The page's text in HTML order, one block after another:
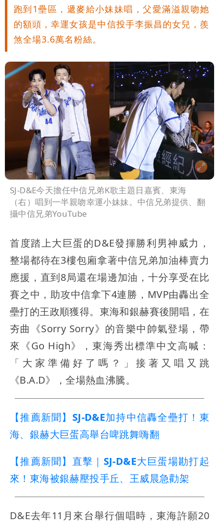
跑到1壘區，遞麥給小妹妹唱，父愛滿溢親吻她
的額頭，幸運女孩是中信投手李振昌的女兒，羨
煞全場3.6萬名粉絲。
SJ-D&E今天擔任中信兄弟K歌主題日嘉賓、東海
（右）唱到一半親吻幸運小妹妹。中信兄弟提供、翻
攝中信兄弟YouTube
首度踏上大巨蛋的D&E發揮勝利男神威力，
整場都待在3樓包廂拿著中信兄弟加油棒賣力
應援，直到8局還在場邊加油，十分享受在比
賽之中，助攻中信拿下4連勝，MVP由轟出全
壘打的王政順獲得。東海和銀赫賽後開唱，在
夯曲《Sorry Sorry》的音樂中帥氣登場，帶
來《Go High》，東海秀出標準中文高喊：
「大家準備好了嗎？」接著又唱又跳
《B.A.D》，全場熱血沸騰。
【推薦新聞】SJ-D&E加持中信轟全壘打！東
海、銀赫大巨蛋高舉台啤跳舞嗨翻
【推薦新聞】直擊｜SJ-D&E大巨蛋場勘打起
來！東海被銀赫壓投手丘、王威晨急勸架
D&E去年11月來台舉行個唱時，東海許願20